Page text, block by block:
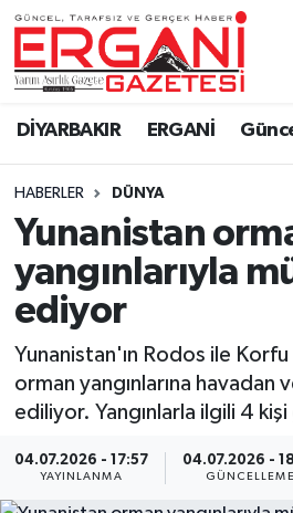
DİYARBAKIR ERGANİ
HABERLER DÜNYA
Yunanistan
yangınlarıyla
ediyor
Yunanistan'ın Rodos ile Korfu
orman yangınlarına havadan
ediliyor. Yangınlarla ilgili 4 kişi
04.07.2026 - 17:57
YAYINLANMA
04.07.2026 -
GÜNCELLEME
DİYARBAKIR
BİSMİL
BAĞLAR
ERGANİ
Güncel
Resmi İlanlar
Sağlık
Si̇yaset
Spor
Ergani Nöbetçi Eczaneler
Ergani Hava Durumu
Ergani Trafik Yoğunluk
Süper Lig Puan Durumu ve
Tüm Manşetler
Son Dakika Haberleri
Haber Arşivi